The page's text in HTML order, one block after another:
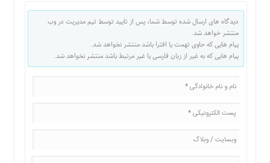
دیدگاه های ارسال شده توسط شما، پس از تایید توسط تیم مدیریت در وب
منتشر خواهد شد.
پیام هایی که حاوی تهمت یا افترا باشد منتشر نخواهد شد.
پیام هایی که به غیر از زبان فارسی یا غیر مرتبط باشد منتشر نخواهد شد.